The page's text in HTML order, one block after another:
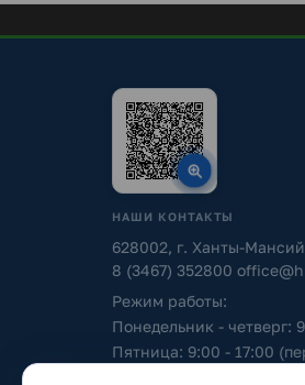
НАШИ КОНТАКТЫ
628002, г. Ханты-
8 (3467) 352800
Режим работы:
Понедельник - четверг:
Пятница: 9:00 - 17:00